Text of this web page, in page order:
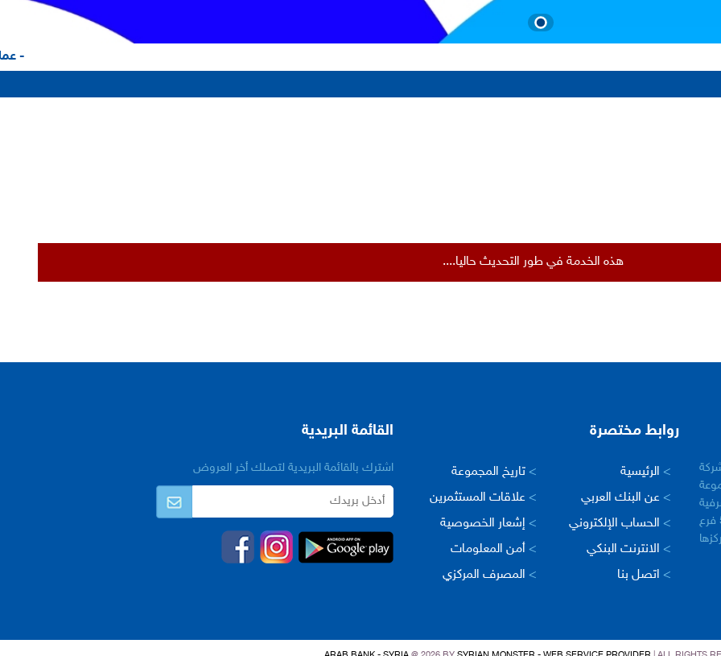
-
هذه الخدمة في طور التحديث حاليا....
في عام 2005 كشركة
العربية في العالم، حيث يبلغ عدد فروعها اكثر من 500 فرع
روابط مختصرة
> الرئيسية > تاريخ المجموعة
> عن البنك العربي > علاقات المستثمرين
> الحساب الإلكتروني > إشعار الخصوصية
> الانترنت البنكي > أمن المعلومات
> اتصل بنا > المصرف المركزي
القائمة البريدية
اشترك بالقائمة البريدية لتصلك أخر العروض